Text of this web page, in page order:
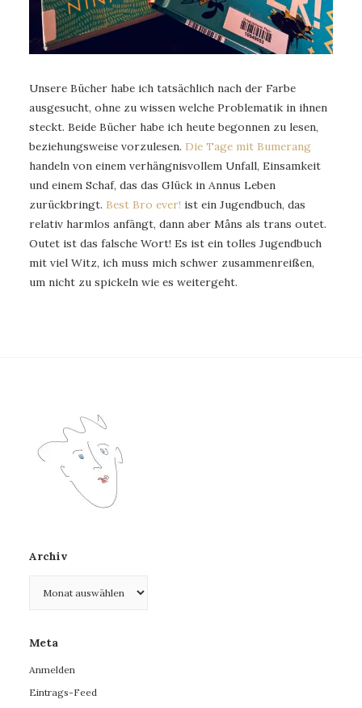
Unsere Bücher habe ich tatsächlich nach der Farbe
ausgesucht, ohne zu wissen welche Problematik in ihnen
steckt. Beide Bücher habe ich heute begonnen zu lesen,
beziehungsweise vorzulesen. Die Tage mit Bumerang
handeln von einem verhängnisvollem Unfall, Einsamkeit
und einem Schaf, das das Glück in Annus Leben
zurückbringt. Best Bro ever! ist ein Jugendbuch, das
relativ harmlos anfängt, dann aber Måns als trans outet.
Outet ist das falsche Wort! Es ist ein tolles Jugendbuch
mit viel Witz, ich muss mich schwer zusammenreißen,
um nicht zu spickeln wie es weitergeht.
Archiv
Meta
Anmelden
Eintrags-Feed